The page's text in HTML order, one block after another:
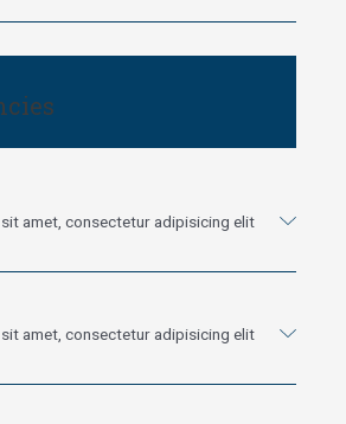
amet, consectetur adipisicing elit
amet, consectetur adipisicing elit